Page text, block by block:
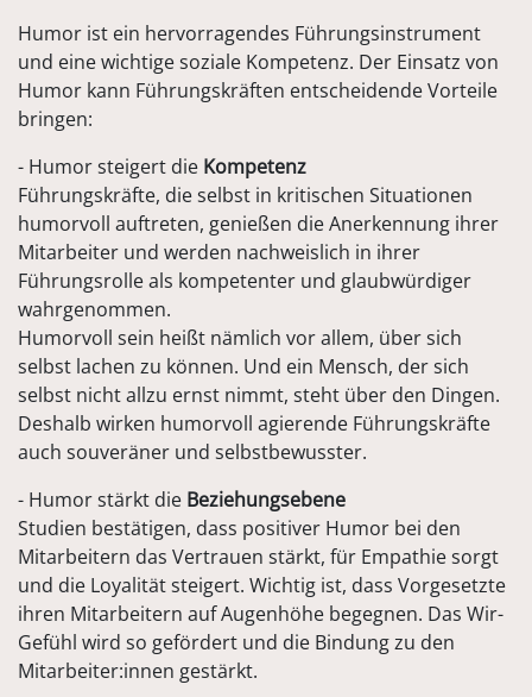
Humor ist ein hervorragendes Führungsinstrument
und eine wichtige soziale Kompetenz. Der Einsatz von
Humor kann Führungskräften entscheidende Vorteile
bringen:
- Humor steigert die Kompetenz
Führungskräfte, die selbst in kritischen Situationen
humorvoll auftreten, genießen die Anerkennung ihrer
Mitarbeiter und werden nachweislich in ihrer
Führungsrolle als kompetenter und glaubwürdiger
wahrgenommen.
Humorvoll sein heißt nämlich vor allem, über sich
selbst lachen zu können. Und ein Mensch, der sich
selbst nicht allzu ernst nimmt, steht über den Dingen.
Deshalb wirken humorvoll agierende Führungskräfte
auch souveräner und selbstbewusster.
- Humor stärkt die Beziehungsebene
Studien bestätigen, dass positiver Humor bei den
Mitarbeitern das Vertrauen stärkt, für Empathie sorgt
und die Loyalität steigert. Wichtig ist, dass Vorgesetzte
ihren Mitarbeitern auf Augenhöhe begegnen. Das Wir-
Gefühl wird so gefördert und die Bindung zu den
Mitarbeiter:innen gestärkt.